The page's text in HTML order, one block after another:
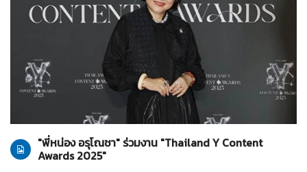
28-07-2569
"พี่หน่อง อรุโณชา" ร่วมงาน "Thailand Y Content
Awards 2025"